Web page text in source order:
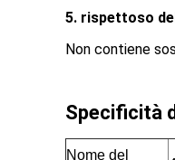
5. rispettoso
Non contiene
Specificità
Nome del